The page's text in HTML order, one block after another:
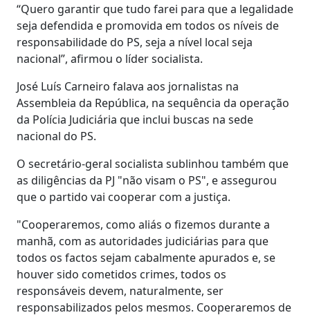
“Quero garantir que tudo farei para que a legalidade
seja defendida e promovida em todos os níveis de
responsabilidade do PS, seja a nível local seja
nacional”, afirmou o líder socialista.
José Luís Carneiro falava aos jornalistas na
Assembleia da República, na sequência da operação
da Polícia Judiciária que inclui buscas na sede
nacional do PS.
O secretário-geral socialista sublinhou também que
as diligências da PJ "não visam o PS", e assegurou
que o partido vai cooperar com a justiça.
"Cooperaremos, como aliás o fizemos durante a
manhã, com as autoridades judiciárias para que
todos os factos sejam cabalmente apurados e, se
houver sido cometidos crimes, todos os
responsáveis devem, naturalmente, ser
responsabilizados pelos mesmos. Cooperaremos de